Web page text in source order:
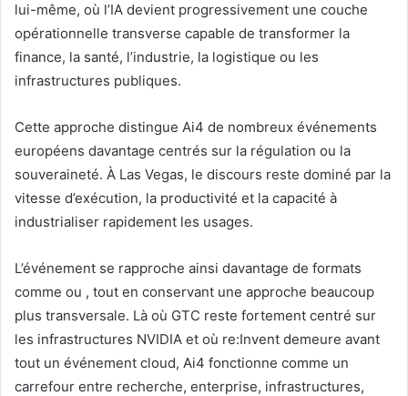
lui-même, où l’IA devient progressivement une couche
opérationnelle transverse capable de transformer la
finance, la santé, l’industrie, la logistique ou les
infrastructures publiques.
Cette approche distingue Ai4 de nombreux événements
européens davantage centrés sur la régulation ou la
souveraineté. À Las Vegas, le discours reste dominé par la
vitesse d’exécution, la productivité et la capacité à
industrialiser rapidement les usages.
L’événement se rapproche ainsi davantage de formats
comme ou , tout en conservant une approche beaucoup
plus transversale. Là où GTC reste fortement centré sur
les infrastructures NVIDIA et où re:Invent demeure avant
tout un événement cloud, Ai4 fonctionne comme un
carrefour entre recherche, enterprise, infrastructures,